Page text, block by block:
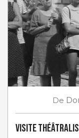
De
Visite